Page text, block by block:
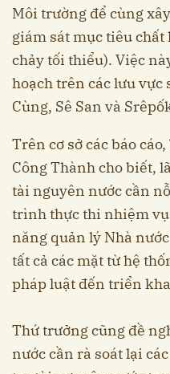
Môi trường để cùng
giám sát mục tiêu chất
chảy tối thiểu). Việc
hoạch trên các lưu vực
Cùng, Sê San và
Trên cơ sở các báo
Công Thành cho biết,
tài nguyên nước cần
trình thực thi nhiệm
năng quản lý Nhà
tất cả các mặt từ hệ
pháp luật đến triển
Thứ trưởng cũng đề
nước cần rà soát lại